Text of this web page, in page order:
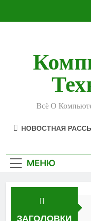
Всё О
НОВОСТНАЯ
МЕНЮ
ЗАГОЛОВКИ